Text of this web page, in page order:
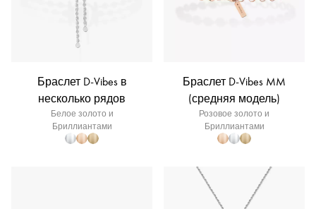
Браслет D-Vibes в
несколько рядов
Белое золото и
Бриллиантами
Браслет D-Vibes MM
(средняя модель)
Розовое золото и
Бриллиантами